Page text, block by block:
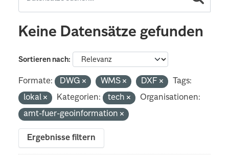
Keine Datensätze gefunden
Sortieren nach
Formate: DWG WMS DXF
Tags:
lokal
Kategorien: tech
Organisationen:
amt-fuer-geoinformation
Ergebnisse filtern